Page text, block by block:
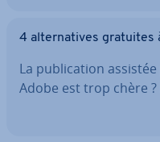
4 al­ter­na­tives gratuites
La pu­bli­ca­tion
Adobe est trop chère